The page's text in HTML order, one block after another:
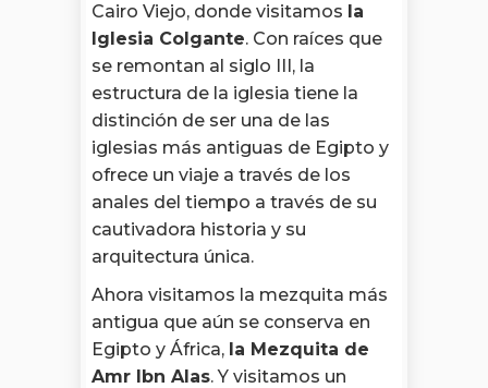
Cairo Viejo, donde visitamos la
Iglesia Colgante. Con raíces que
se remontan al siglo III, la
estructura de la iglesia tiene la
distinción de ser una de las
iglesias más antiguas de Egipto y
ofrece un viaje a través de los
anales del tiempo a través de su
cautivadora historia y su
arquitectura única.
Ahora visitamos la mezquita más
antigua que aún se conserva en
Egipto y África, la Mezquita de
Amr Ibn Alas. Y visitamos un